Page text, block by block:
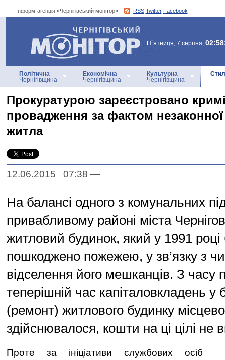
Інформ-агенція «Чернігівський монітор»: RSS Twitter Facebook
Інформ-агенція
«Чернігівський монітор»
П`ятниця, 7 серпня,
Політична
Чернігівщина
Економічна
Чернігівщина
Культурна
Чернігівщина
Прокуратурою зареєстровано
провадження за фактом незаконної
житла
12.06.2015 07:38 —
На балансі одного з комунальних
привабливому районі міста
житловий будинок, який у 1991 році
пошкоджено пожежею, у зв’язку з
відселення його мешканців. З часу
теперішній час капіталовкладень у
(ремонт) житлового будинку
здійснювалося, кошти на ці цілі не
Проте за ініціативи службових осіб